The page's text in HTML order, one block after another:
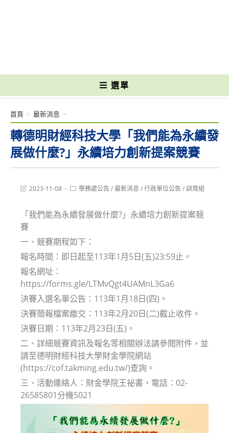
選單
轉德明財經科技大學「我們能為永續發
展做什麼?」永續培力創新提案競賽
首頁 > 最新消息 >
Post2023-11-08
Post學務處公告/最新消息 /行政單位公告/訓育組
「我們能為永續發展做什麼?」永續培力創新提案競
賽
一、競賽期程如下：
報名時間：即日起至113年1月5日(五)23:59止。
報名網址：
https://forms.gle/LTMvQgt4UAMnL3Ga6
決賽入選名單公告：113年1月18日(四)。
決賽簡報檔案繳交：113年2月20日(二)截止收件。
決賽日期：113年2月23日(五)。
二、詳細競賽資訊及報名等相關辦法請參閱附件，並
請至德明財經科技大學財金學院網站
(https://cof.takming.edu.tw/)查詢。
三、活動連絡人：財金學院王祕書，電話：02-
26585801分機5021